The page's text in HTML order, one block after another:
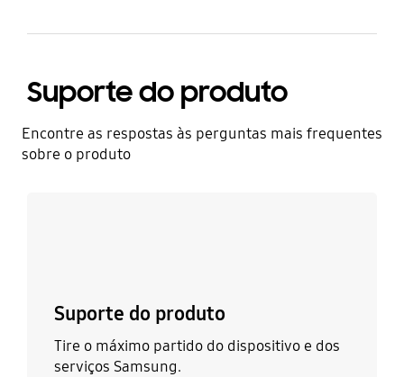
Suporte do produto
Encontre as respostas às perguntas mais frequentes
sobre o produto
Suporte do produto
Tire o máximo partido do dispositivo e dos
serviços Samsung.